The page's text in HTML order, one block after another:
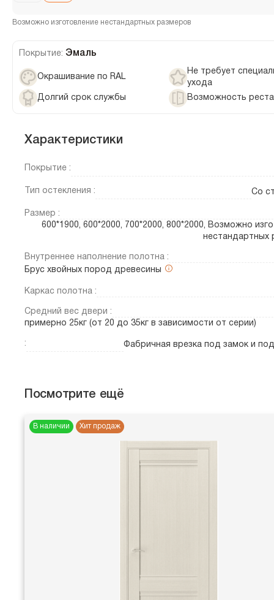
Возможно изготовление нестандартных размеров
Покрытие: Эмаль
Окрашивание по RAL
Не требует
ухода
Долгий срок службы
Возможность
Характеристики
Покрытие :
Тип остекления : Со
Размер :
600*1900, 600*2000, 700*2000, 800*2000, Возможно
нестандартных
Внутреннее наполнение полотна :
Брус хвойных пород древесины
Каркас полотна :
Средний вес двери :
примерно 25кг (от 20 до 35кг в зависимости от серии)
: Фабричная врезка под замок и
Посмотрите ещё
В наличии Хит продаж